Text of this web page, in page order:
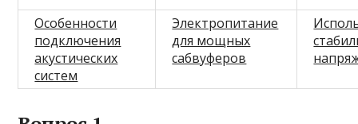
Особенности
подключения
акустических
систем
Электропитание
для мощных
сабвуферов